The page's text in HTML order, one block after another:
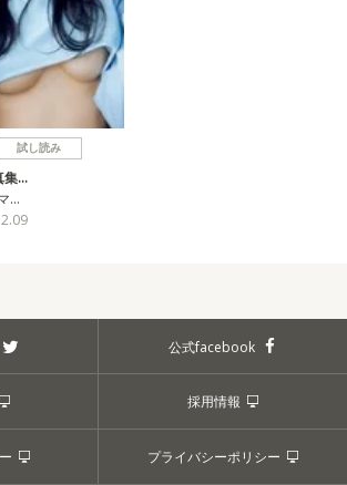
試し読み
集…
…
公式facebook
採用情報
プライバシーポリシー